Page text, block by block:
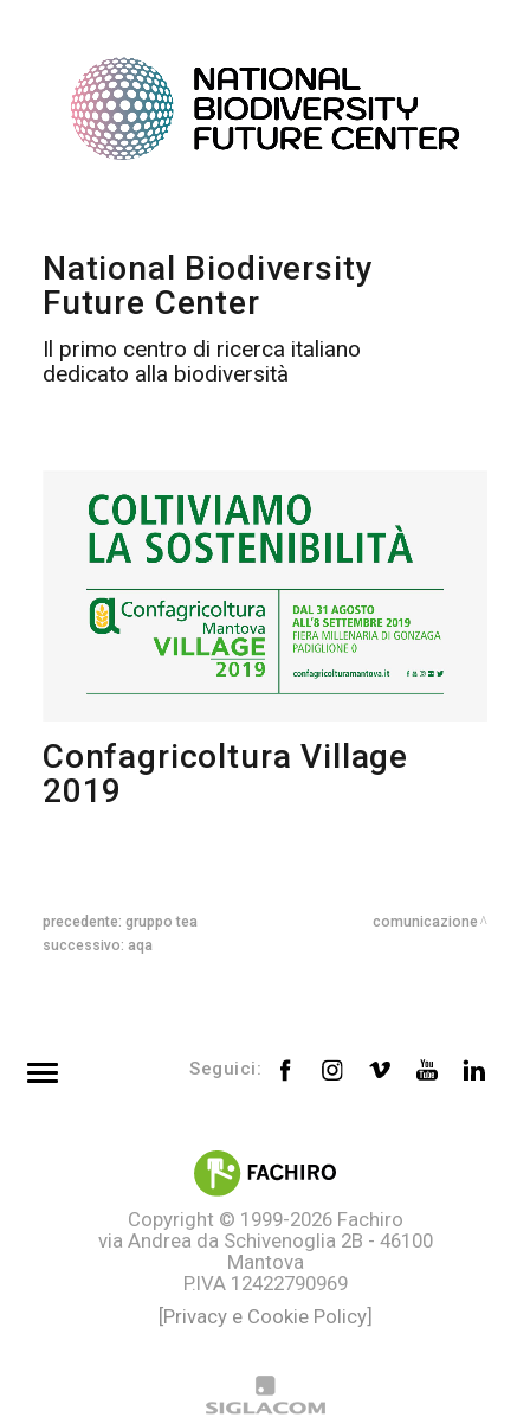
National Biodiversity
Future Center
Il primo centro di ricerca italiano
dedicato alla biodiversità
Confagricoltura Village
2019
precedente: gruppo tea
successivo: aqa
comunicazione
Seguici:
Site mapCopyright © 1999-2026Fachiro
via Andrea da Schivenoglia 2B - 46100
Mantova
P.IVA 12422790969
[Privacy e Cookie Policy]